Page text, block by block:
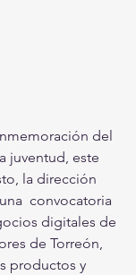
del
juventud, este
la dirección
convocatoria
digitales de
de Torreón,
productos y